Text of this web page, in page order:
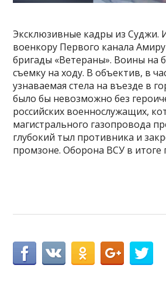
Эксклюзивные кадры из Суджи.
военкору Первого канала
бригады «Ветераны». Воины на
съемку на ходу. В объектив, в
узнаваемая стела на въезде в
было бы невозможно без
российских военнослужащих,
магистрального газопровода
глубокий тыл противника и
промзоне. Оборона ВСУ в итоге